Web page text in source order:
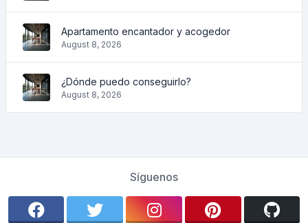
Apartamento encantador y acogedor
August 8, 2026
¿Dónde puedo conseguirlo?
August 8, 2026
Síguenos